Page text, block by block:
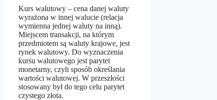
Kurs walutowy – cena danej waluty
wyrażona w innej walucie (relacja
wymienna jednej waluty na inną).
Miejscem transakcji, na którym
przedmiotem są waluty krajowe, jest
rynek walutowy. Do wyznaczenia
kursu walutowego jest parytet
monetarny, czyli sposób określania
wartości walutowej. W przeszłości
stosowany był do tego celu parytet
czystego złota.